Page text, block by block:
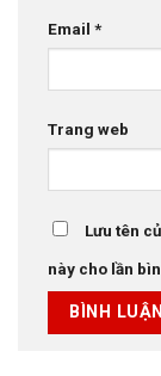
Email *
Trang web
Lưu tên
này cho lần